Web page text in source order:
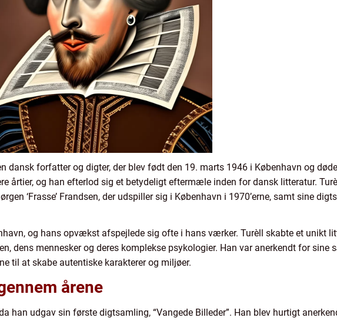
dansk forfatter og digter, der blev født den 19. marts 1946 i København og
årtier, og han efterlod sig et betydeligt eftermæle inden for dansk litteratur.
‘Frasse’ Frandsen, der udspiller sig i København i 1970’erne, samt sine
og hans opvækst afspejlede sig ofte i hans værker. Turèll skabte et unikt
dens mennesker og deres komplekse psykologier. Han var anerkendt for sine
til at skabe autentiske karakterer og miljøer.
årene
han udgav sin første digtsamling, “Vangede Billeder”. Han blev hurtigt